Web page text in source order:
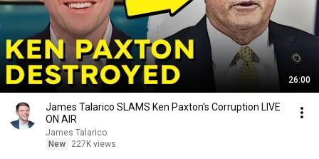
26:00
James Talarico SLAMS Ken Paxton's Corruption LIVE
ON AIR
James Talarico
New
227K views